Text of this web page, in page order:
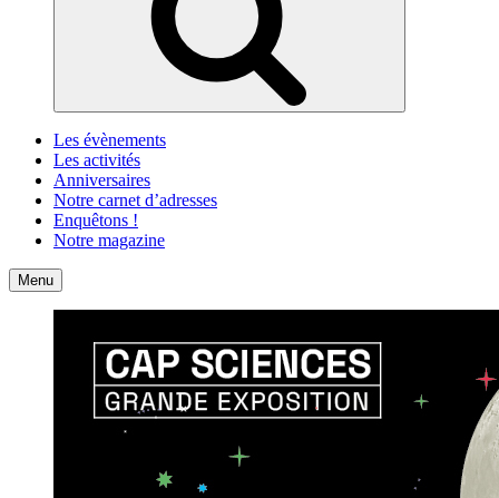
Les évènements
Les activités
Anniversaires
Notre carnet d’adresses
Enquêtons !
Notre magazine
Accueil
Menu Contact